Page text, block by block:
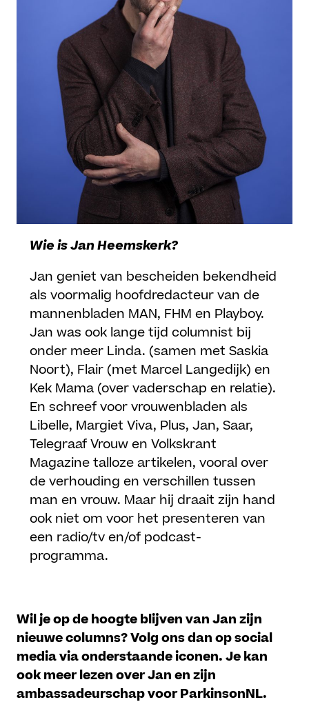
Wie is Jan Heemskerk?
Jan geniet van bescheiden bekendheid
als voormalig hoofdredacteur van de
mannenbladen MAN, FHM en Playboy.
Jan was ook lange tijd columnist bij
onder meer Linda. (samen met Saskia
Noort), Flair (met Marcel Langedijk) en
Kek Mama (over vaderschap en relatie).
En schreef voor vrouwenbladen als
Libelle, Margiet Viva, Plus, Jan, Saar,
Telegraaf Vrouw en Volkskrant
Magazine talloze artikelen, vooral over
de verhouding en verschillen tussen
man en vrouw. Maar hij draait zijn hand
ook niet om voor het presenteren van
een radio/tv en/of podcast-
programma.
Wil je op de hoogte blijven van Jan zijn
nieuwe columns? Volg ons dan op social
media via onderstaande iconen. Je kan
ook meer lezen over Jan en zijn
ambassadeurschap voor ParkinsonNL.